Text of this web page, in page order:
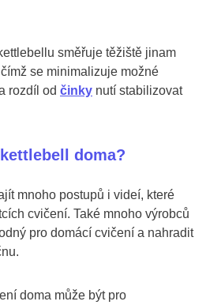
směřuje těžiště jinam
se minimalizuje možné
rozdíl od činky nutí stabilizovat
doma?
mnoho postupů i videí, které
cvičení. Také mnoho výrobců
pro domácí cvičení a nahradit
doma může být pro